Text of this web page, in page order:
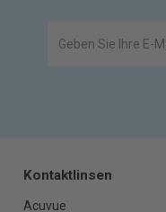
Kontaktlinsen
Acuvue